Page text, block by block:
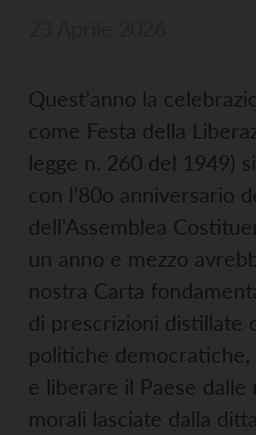
Quest’anno la
come Festa della
legge n. 260 del 1949)
con l’80o anniversario
dell’Assemblea
un anno e mezzo
nostra Carta
di prescrizioni distillate
politiche
e liberare il Paese
morali lasciate dalla